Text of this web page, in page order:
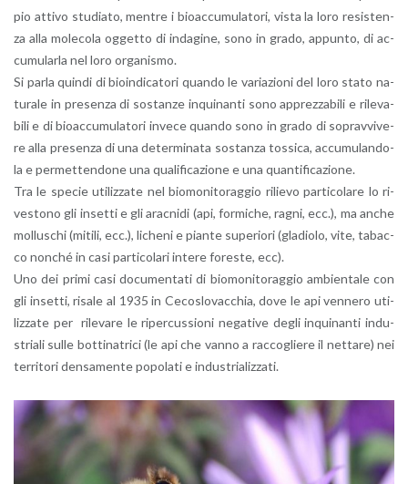
pio at­ti­vo stu­dia­to, men­tre i bioac­c­u­mu­la­to­ri, vista la loro re­si­sten­
za alla mo­le­co­la og­get­to di in­da­gi­ne, sono in grado, ap­pun­to, di ac­
cu­mu­lar­la nel loro or­ga­ni­smo.
Si parla quin­di di bioin­d­i­ca­to­ri quan­do le va­ria­zio­ni del loro stato na­
tu­ra­le in pre­sen­za di so­stan­ze in­qui­nan­ti sono ap­prez­za­bi­li e ri­le­va­
bi­li e di bioac­c­u­mu­la­to­ri in­ve­ce quan­do sono in grado di so­prav­vi­ve­
re alla pre­sen­za di una de­ter­mi­na­ta so­stan­za tos­si­ca, ac­cu­mu­lan­do­
la e per­met­ten­do­ne una qua­li­fi­ca­zio­ne e una quan­ti­fi­ca­zio­ne.
Tra le spe­cie uti­liz­za­te nel bio­mo­n­i­to­rag­gio ri­lie­vo par­ti­co­la­re lo ri­
ve­sto­no gli in­set­ti e gli arac­ni­di (api, for­mi­che, ragni, ecc.), ma anche
mol­lu­schi (mi­ti­li, ecc.), li­che­ni e pian­te su­pe­rio­ri (gla­dio­lo, vite, ta­bac­
co non­ché in casi par­ti­co­la­ri in­te­re fo­re­ste, ecc).
Uno dei primi casi do­cu­men­ta­ti di bio­mo­n­i­to­rag­gio am­bien­ta­le con
gli in­set­ti, ri­sa­le al 1935 in Ce­co­slo­vac­chia, dove le api ven­ne­ro uti­
liz­za­te per ri­le­va­re le ri­per­cus­sio­ni ne­ga­ti­ve degli in­qui­nan­ti in­du­
stria­li sulle bot­ti­na­tri­ci (le api che vanno a rac­co­glie­re il net­ta­re) nei
ter­ri­to­ri den­sa­men­te po­po­la­ti e in­du­stria­liz­za­ti.